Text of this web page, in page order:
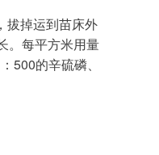
拔掉运到苗床外
。每平方米用量
500的辛硫磷、